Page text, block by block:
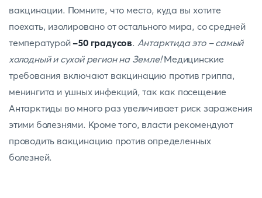
вакцинации. Помните, что место, куда вы хотите
поехать, изолировано от остального мира, со средней
температурой-50 градусов. Антарктида это - самый
холодный и сухой регион на Земле!Медицинские
требования включают вакцинацию против гриппа,
менингита и ушных инфекций, так как посещение
Антарктиды во много раз увеличивает риск заражения
этими болезнями. Кроме того, власти рекомендуют
проводить вакцинацию против определенных
болезней.